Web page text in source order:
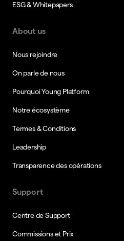
ESG & Whitepapers
About us
Nous rejoindre
On parle de nous
Pourquoi Young Platform
Notre écosystème
Termes & Conditions
Leadership
Transparence des opérations
Support
Centre de Support
Commissions et Prix